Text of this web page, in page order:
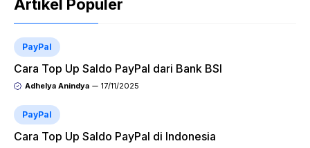
Artikel Populer
PayPal
Cara Top Up Saldo PayPal dari Bank BSI
Adhelya Anindya 17/11/2025
PayPal
Cara Top Up Saldo PayPal di Indonesia